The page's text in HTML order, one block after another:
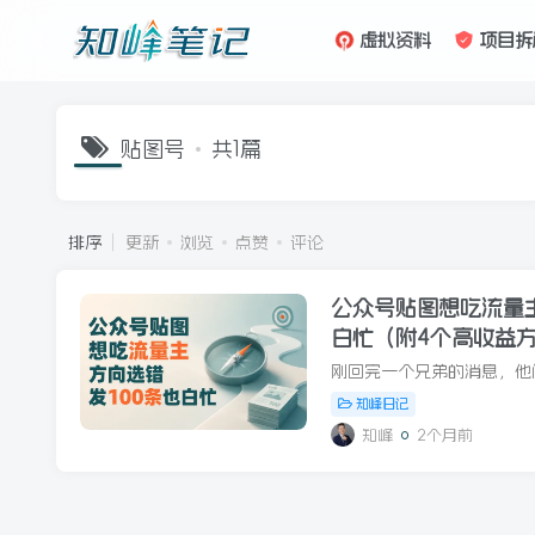
虚拟资料 项目
贴图号 共1篇
排序 更新 浏览 点赞 评论
公众号贴图想吃流量
白忙（附4个高收益
知峰日记
知峰 2个月前